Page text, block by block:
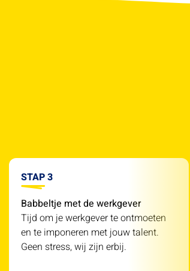
STAP 3
Babbeltje met de werkgever
Tijd om je werkgever te ontmoeten
en te imponeren met jouw talent.
Geen stress, wij zijn erbij.